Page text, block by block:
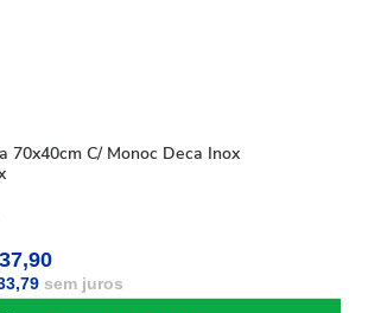
70x40cm C/ Monoc Deca Inox
sem juros